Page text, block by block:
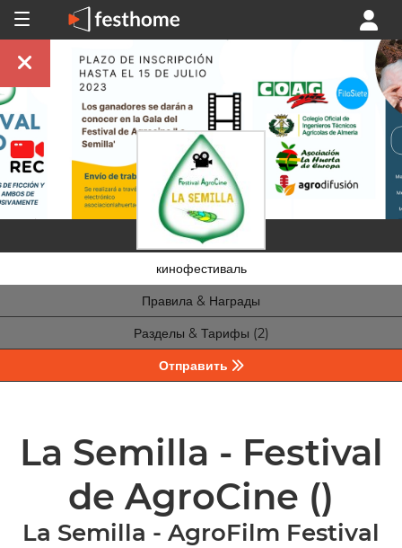
кинофестиваль
Правила & Награды
Разделы & Тарифы (2)
Отправить
La Semilla - Festival
de AgroCine ()
La Semilla - AgroFilm Festival